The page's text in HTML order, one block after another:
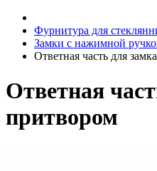
Фурнитура для
Замки с нажимной
Ответная часть для
Ответная
притвором